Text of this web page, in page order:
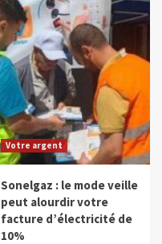
Votre argent
Sonelgaz : le mode veille
peut alourdir votre
facture d’électricité de
10%